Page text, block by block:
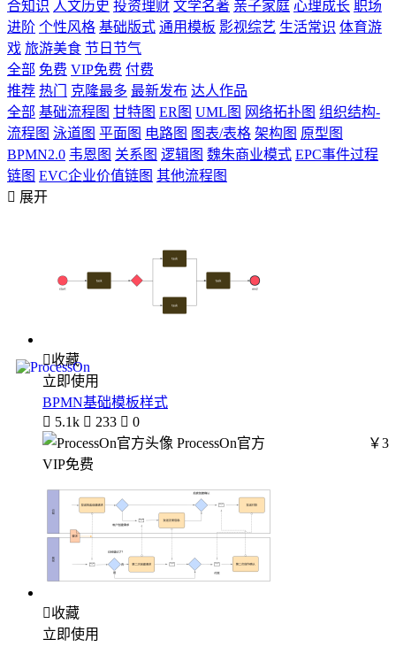
合知识 人文历史 投资理财 文学名著 亲子家庭 心理成长 职场
进阶 个性风格 基础版式 通用模板 影视综艺 生活常识 体育游
戏 旅游美食 节日节气
全部 免费 VIP免费 付费
推荐 热门 克隆最多 最新发布 达人作品
全部 基础流程图 甘特图 ER图 UML图 网络拓扑图 组织结构-
流程图 泳道图 平面图 电路图 图表/表格 架构图 原型图
BPMN2.0 韦恩图 关系图 逻辑图 魏朱商业模式 EPC事件过程
链图 EVC企业价值链图 其他流程图
 展开
收藏
立即使用
BPMN基础模板样式
 5.1k  233  0
ProcessOn官方
￥3
VIP免费
收藏
立即使用